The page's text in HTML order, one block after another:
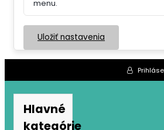
menu.
Uložiť nastavenia
Hlavné
kategórie